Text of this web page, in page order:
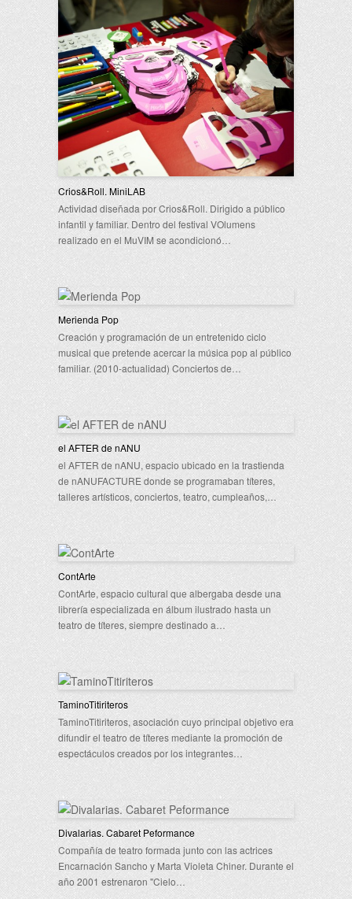
Crios&Roll. MiniLAB
Actividad diseñada por Crios&Roll. Dirigido a público
infantil y familiar. Dentro del festival VOlumens
realizado en el MuVIM se acondicionó…
Merienda Pop
Creación y programación de un entretenido ciclo
musical que pretende acercar la música pop al público
familiar. (2010-actualidad) Conciertos de…
el AFTER de nANU
el AFTER de nANU, espacio ubicado en la trastienda
de nANUFACTURE donde se programaban títeres,
talleres artísticos, conciertos, teatro, cumpleaños,…
ContArte
ContArte, espacio cultural que albergaba desde una
librería especializada en álbum ilustrado hasta un
teatro de títeres, siempre destinado a…
TaminoTitiriteros
TaminoTitiriteros, asociación cuyo principal objetivo era
difundir el teatro de títeres mediante la promoción de
espectáculos creados por los integrantes…
Divalarias. Cabaret Peformance
Compañía de teatro formada junto con las actrices
Encarnación Sancho y Marta Violeta Chiner. Durante el
año 2001 estrenaron "Cielo…